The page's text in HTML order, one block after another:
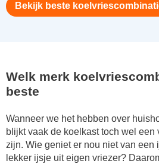
Bekijk beste
Welk merk
beste
Wanneer we het hebben over
blijkt vaak de koelkast toch wel een
zijn. Wie geniet er nou niet van een
lekker ijsje uit eigen vriezer?